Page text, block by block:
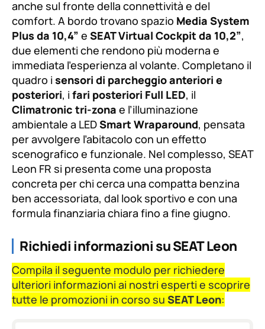
anche sul fronte della connettività e del
comfort. A bordo trovano spazio Media System
Plus da 10,4” e SEAT Virtual Cockpit da 10,2”,
due elementi che rendono più moderna e
immediata l’esperienza al volante. Completano il
quadro i sensori di parcheggio anteriori e
posteriori, i fari posteriori Full LED, il
Climatronic tri-zona e l’illuminazione
ambientale a LEDSmart Wraparound, pensata
per avvolgere l’abitacolo con un effetto
scenografico e funzionale. Nel complesso, SEAT
Leon FR si presenta come una proposta
concreta per chi cerca una compatta benzina
ben accessoriata, dal look sportivo e con una
formula finanziaria chiara fino a fine giugno.
Richiedi informazioni su SEAT Leon
Compila il seguente modulo per richiedere
ulteriori informazioni ai nostri esperti e scoprire
tutte le promozioni in corso su SEAT Leon: